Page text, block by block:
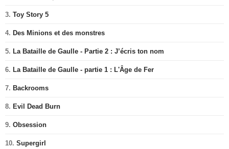
3. Toy Story 5
4. Des Minions et des monstres
5. La Bataille de Gaulle - Partie 2 : J’écris ton nom
6. La Bataille de Gaulle - partie 1 : L'Âge de Fer
7. Backrooms
8. Evil Dead Burn
9. Obsession
10. Supergirl